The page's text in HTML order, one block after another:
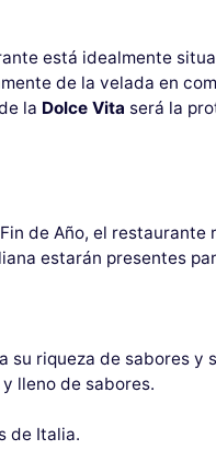
está idealmente
de la velada en
la Dolce Vita será la
de Año, el restaurante
estarán presentes
su riqueza de sabores y
lleno de sabores.
de Italia.